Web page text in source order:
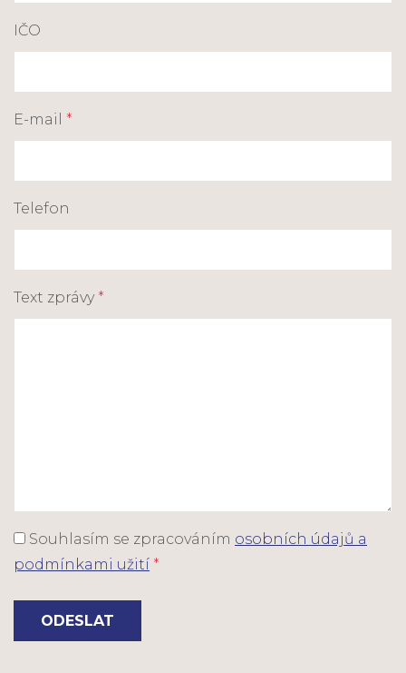
IČO
E-mail *
Telefon
Text zprávy *
Souhlasím se zpracováním osobních údajů a
podmínkami užití *
ODESLAT